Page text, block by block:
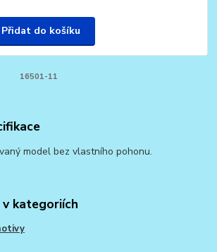
Přidat do košíku
16501-11
model bez vlastního pohonu.
kategoriích